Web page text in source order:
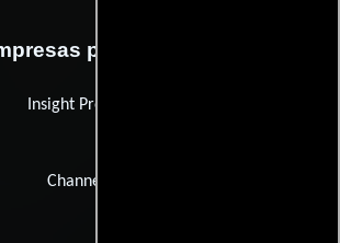
productoras
Insight Productions
Channel Four